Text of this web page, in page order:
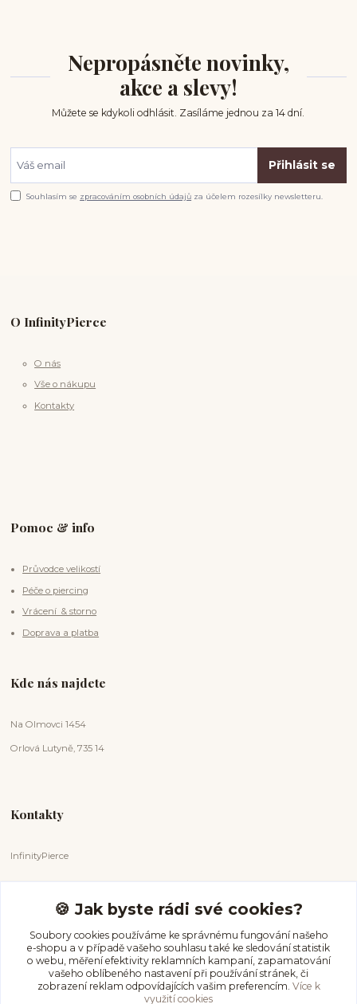
Nepropásněte novinky,
akce a slevy!
Můžete se kdykoli odhlásit. Zasíláme jednou za 14 dní.
Přihlásit se
Souhlasím se zpracováním osobních údajů za účelem rozesílky newsletteru.
O InfinityPierce
O nás
Vše o nákupu
Kontakty
Pomoc & info
Průvodce velikostí
Péče o piercing
Vrácení & storno
Doprava a platba
Kde nás najdete
Na Olmovci 1454
Orlová Lutyně, 735 14
Kontakty
InfinityPierce
+420 731 681 038
(Po-Ne, 9-18 hod.)
info@infinitypierce.cz
🍪 Jak byste rádi své cookies?
Soubory cookies používáme ke správnému fungování našeho
e-shopu a v případě vašeho souhlasu také ke sledování statistik
o webu, měření efektivity reklamních kampaní, zapamatování
vašeho oblíbeného nastavení při používání stránek, či
zobrazení reklam odpovídajících vašim preferencím. Více k
využití cookies